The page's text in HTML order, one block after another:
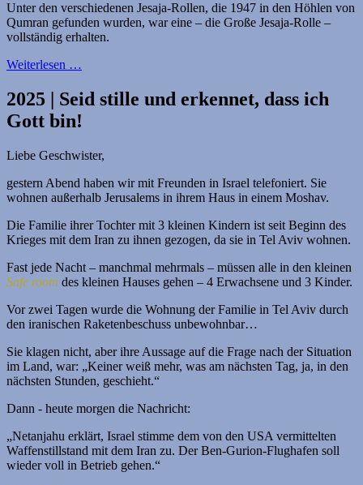
Unter den verschiedenen Jesaja-Rollen, die 1947 in den Höhlen von
Qumran gefunden wurden, war eine – die Große Jesaja-Rolle –
vollständig erhalten.
Weiterlesen …
2025 | Seid stille und erkennet, dass ich
Gott bin!
Liebe Geschwister,
gestern Abend haben wir mit Freunden in Israel telefoniert. Sie
wohnen außerhalb Jerusalems in ihrem Haus in einem Moshav.
Die Familie ihrer Tochter mit 3 kleinen Kindern ist seit Beginn des
Krieges mit dem Iran zu ihnen gezogen, da sie in Tel Aviv wohnen.
Fast jede Nacht – manchmal mehrmals – müssen alle in den kleinen
Safe room des kleinen Hauses gehen – 4 Erwachsene und 3 Kinder.
Vor zwei Tagen wurde die Wohnung der Familie in Tel Aviv durch
den iranischen Raketenbeschuss unbewohnbar…
Sie klagen nicht, aber ihre Aussage auf die Frage nach der Situation
im Land, war: „Keiner weiß mehr, was am nächsten Tag, ja, in den
nächsten Stunden, geschieht.“
Dann - heute morgen die Nachricht:
„Netanjahu erklärt, Israel stimme dem von den USA vermittelten
Waffenstillstand mit dem Iran zu. Der Ben-Gurion-Flughafen soll
wieder voll in Betrieb gehen.“